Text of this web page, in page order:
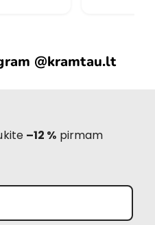
@kramtau.lt
–12 % pirmam